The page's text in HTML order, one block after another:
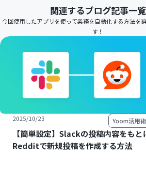
関連するブログ記事一覧
今回使用したアプリを使って業務を自動化する方法を
す！
2025/10/23 Yoom活用術
【簡単設定】Slackの投稿内容をもと
Redditで新規投稿を作成する方法